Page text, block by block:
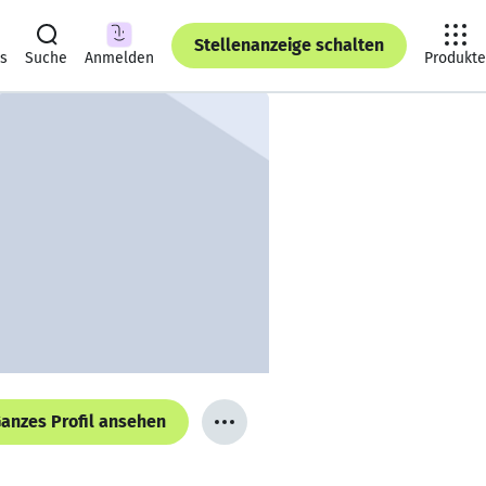
Suche Anmelden
Stellenanzeige schalten
Produkte
Profil ansehen